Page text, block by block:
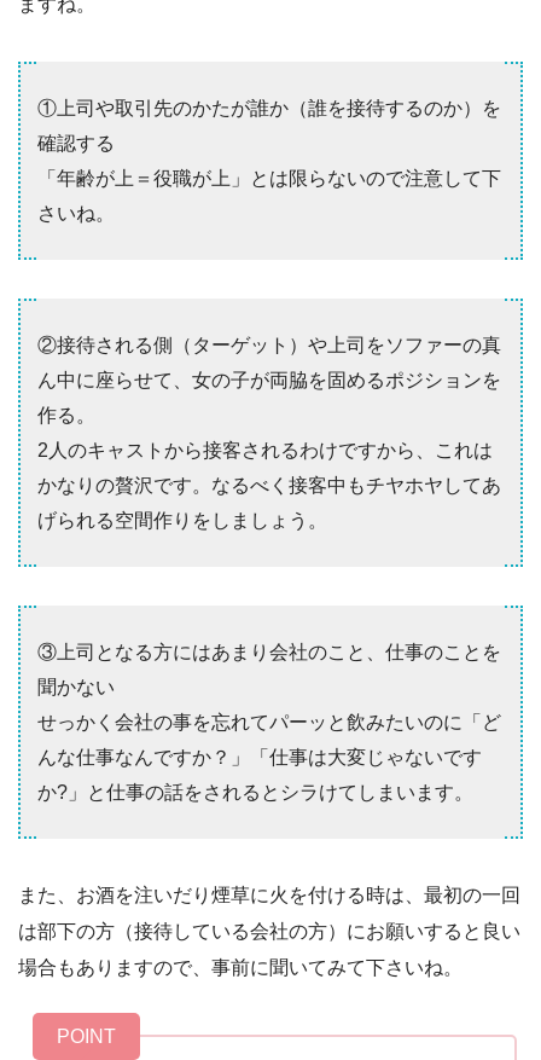
①上司や取引先のかたが誰か（誰を接待するのか）を
確認する
「年齢が上＝役職が上」とは限らないので注意して下
さいね。
②接待される側（ターゲット）や上司をソファーの真
ん中に座らせて、女の子が両脇を固めるポジションを
作る。
2人のキャストから接客されるわけですから、これは
かなりの贅沢です。なるべく接客中もチヤホヤしてあ
げられる空間作りをしましょう。
③上司となる方にはあまり会社のこと、仕事のことを
聞かない
せっかく会社の事を忘れてパーッと飲みたいのに「ど
んな仕事なんですか？」「仕事は大変じゃないです
か?」と仕事の話をされるとシラけてしまいます。
また、お酒を注いだり煙草に火を付ける時は、最初の一回
は部下の方（接待している会社の方）にお願いすると良い
場合もありますので、事前に聞いてみて下さいね。